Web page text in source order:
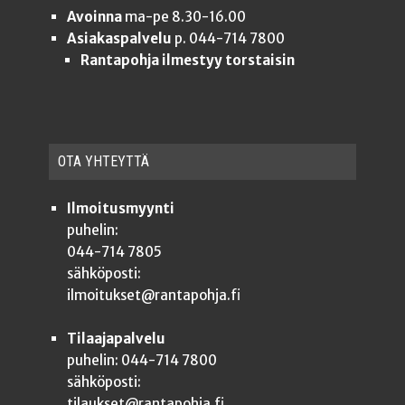
Avoinnama-pe 8.30-16.00
Asiakaspalvelu p. 044-714 7800
Rantapohja ilmestyy torstaisin
OTA YHTEYT­TÄ
Ilmoitusmyynti
puhelin:
044-714 7805
sähköposti:
ilmoitukset@rantapohja.fi
Tilaajapalvelu
puhelin: 044-714 7800
sähköposti: